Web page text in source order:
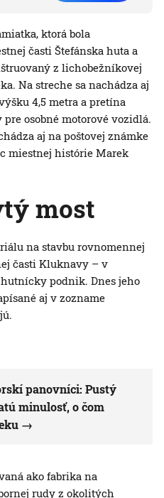
ktorá bola
časti Štefánska huta a
z lichobežníkovej
Na streche sa nachádza aj
4,5 metra a pretína
osobné motorové vozidlá.
aj na poštovej známke
miestnej histórie Marek
most
na stavbu rovnomennej
časti Kluknavy – v
podnik. Dnes jeho
aj v zozname
panovníci: Pustý
minulosť, o čom
ako fabrika na
rudy z okolitých